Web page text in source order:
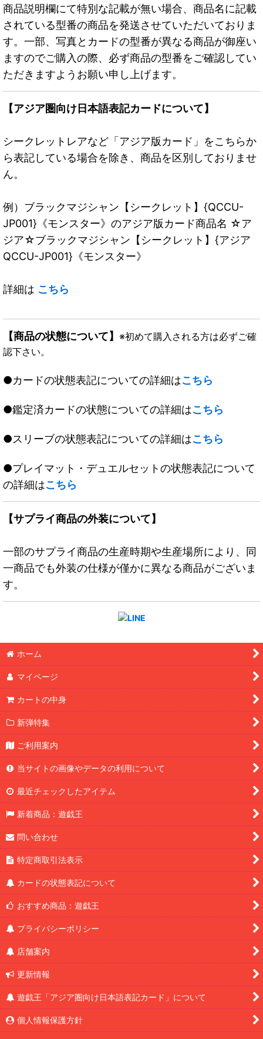
商品説明欄にて特別な記載が無い場合、商品名に記載
されている型番の商品を発送させていただいておりま
す。一部、写真とカードの型番が異なる商品が御座い
ますのでご購入の際、必ず商品の型番をご確認してい
ただきますようお願い申し上げます。
【アジア圏向け日本語表記カードについて】
シークレットレアなど「アジア版カード」をこちらか
ら表記している場合を除き、商品を区別しておりませ
ん。
例）ブラックマジシャン【シークレット】{QCCU-
JP001}《モンスター》のアジア版カード商品名 ☆ア
ジア☆ブラックマジシャン【シークレット】{アジア
QCCU-JP001}《モンスター》
詳細は こちら
【商品の状態について】 ※初めて購入される方は必ずご確
認下さい。
●カードの状態表記についての詳細はこちら
●鑑定済カードの状態についての詳細はこちら
●スリーブの状態表記についての詳細はこちら
●プレイマット・デュエルセットの状態表記について
の詳細はこちら
【サプライ商品の外装について】
一部のサプライ商品の生産時期や生産場所により、同
一商品でも外装の仕様が僅かに異なる商品がございま
す。
ホーム
マイページ
カートの中身
新弾特集
ご利用案内
当サイトの画像やデータの利用について
最近チェックしたアイテム
新着商品：遊戯王
問い合わせ
特定商取引法表示
カードの状態表記について
おすすめ商品：遊戯王
プライバシーポリシー
店舗案内
更新情報
遊戯王「アジア圏向け日本語表記カード」について
個人情報保護方針